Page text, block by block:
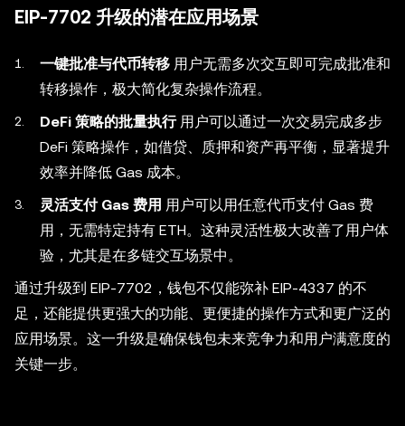
EIP-7702 升级的潜在应用场景
一键批准与代币转移 用户无需多次交互即可完成批准和
转移操作，极大简化复杂操作流程。
DeFi 策略的批量执行用户可以通过一次交易完成多步
DeFi 策略操作，如借贷、质押和资产再平衡，显著提升
效率并降低 Gas 成本。
灵活支付 Gas 费用 用户可以用任意代币支付 Gas 费
用，无需特定持有 ETH。这种灵活性极大改善了用户体
验，尤其是在多链交互场景中。
通过升级到 EIP-7702，钱包不仅能弥补 EIP-4337 的不
足，还能提供更强大的功能、更便捷的操作方式和更广泛的
应用场景。这一升级是确保钱包未来竞争力和用户满意度的
关键一步。